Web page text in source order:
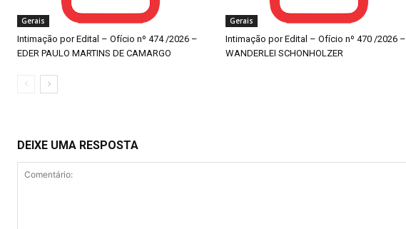
Gerais
Intimação por Edital – Ofício nº 474 /2026 –
EDER PAULO MARTINS DE CAMARGO
Gerais
Intimação por Edital – Ofício nº 470 /2026 –
WANDERLEI SCHONHOLZER
DEIXE UMA RESPOSTA